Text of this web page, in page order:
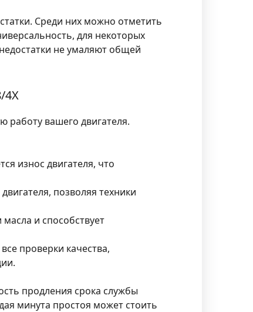
Среди них можно отметить
для некоторых
не умаляют общей
4X
работу вашего двигателя.
износ двигателя, что
позволяя техники
и способствует
проверки качества,
продления срока службы
минута простоя может стоить